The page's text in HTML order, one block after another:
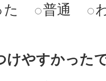
普通
けやすかった